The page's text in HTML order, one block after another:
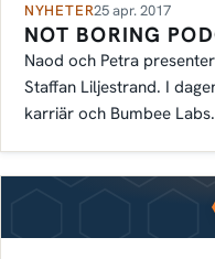
NYHETER25 apr. 2017
NOT BORING
Naod och Petra
Staffan Liljestrand. I
karriär och Bumbee Labs.